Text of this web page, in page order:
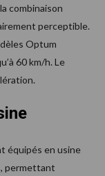
combinaison
perceptible.
Optum
60 km/h. Le
équipés en usine
permettant